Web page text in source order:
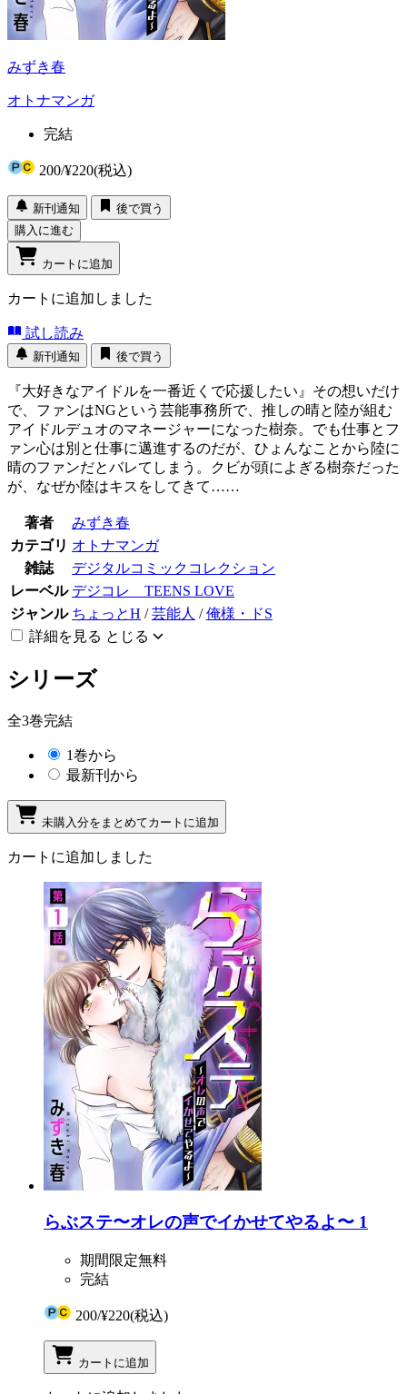
みずき春
オトナマンガ
完結
200/¥220(税込)
新刊通知
後で買う
購入に進む
カートに追加
カートに追加しました
試し読み
新刊通知 後で買う
『大好きなアイドルを一番近くで応援したい』その想いだけ
で、ファンはNGという芸能事務所で、推しの晴と陸が組む
アイドルデュオのマネージャーになった樹奈。でも仕事とフ
ァン心は別と仕事に邁進するのだが、ひょんなことから陸に
晴のファンだとバレてしまう。クビが頭によぎる樹奈だった
が、なぜか陸はキスをしてきて……
著者
みずき春
カテゴリ オトナマンガ
雑誌
デジタルコミックコレクション
レーベル デジコレ TEENS LOVE
ジャンル ちょっとH /芸能人 /俺様・ドS
詳細を見る とじる
シリーズ
全3巻完結
1巻から
最新刊から
未購入分をまとめてカートに追加
カートに追加しました
らぶステ〜オレの声でイかせてやるよ〜 1
期間限定無料
完結
200/¥220(税込)
カートに追加